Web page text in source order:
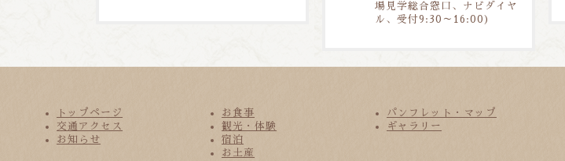
場見学総合窓口、ナビダイヤ
ル、受付9:30～16:00)
トップページ
交通アクセス
お知らせ
お食事
観光・体験
宿泊
お土産
パンフレット・マップ
ギャラリー